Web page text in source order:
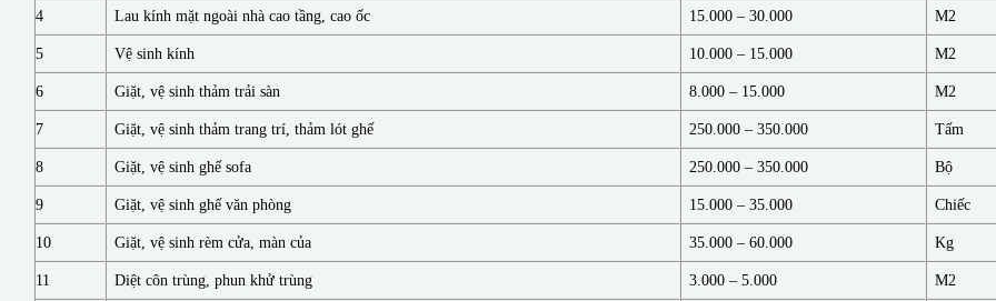
4 Lau kính mặt ngoài nhà cao tầng, cao ốc 15.000 – 30.000 M2
5 Vệ sinh kính 10.000 – 15.000 M2
6 Giặt, vệ sinh thảm trải sàn 8.000 – 15.000 M2
7 Giặt, vệ sinh thảm trang trí, thảm lót ghế 250.000 – 350.000 Tấm
8 Giặt, vệ sinh ghế sofa 250.000 – 350.000 Bộ
9 Giặt, vệ sinh ghế văn phòng 15.000 – 35.000 Chiếc
10 Giặt, vệ sinh rèm cửa, màn của 35.000 – 60.000 Kg
11 Diệt côn trùng, phun khử trùng 3.000 – 5.000 M2